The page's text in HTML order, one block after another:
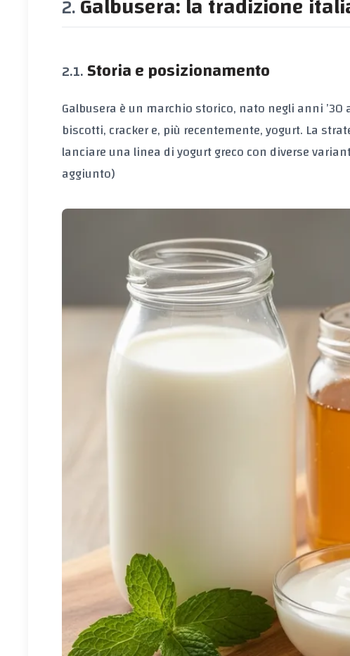
Storia e posizionamento
Galbusera è un marchio storico, nato negli anni
biscotti, cracker e, più recentemente, yogurt. La
lanciare una linea di yogurt greco con diverse
aggiunto)